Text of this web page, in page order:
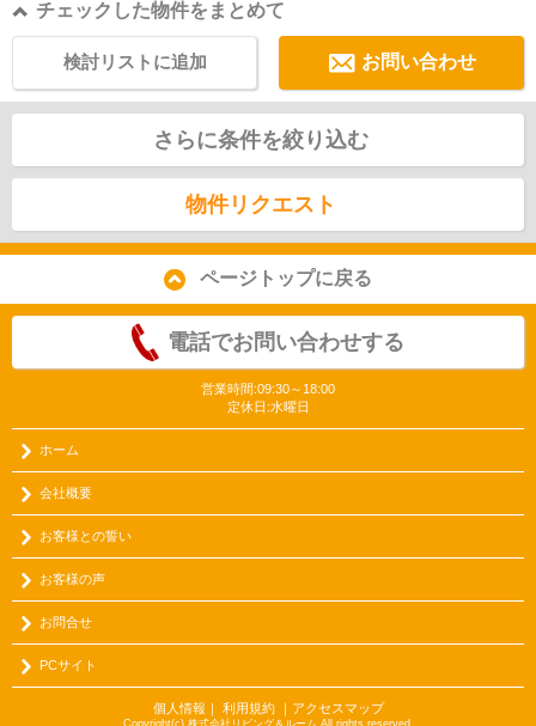
チェックした物件をまとめて
お問い合わせ
検討リストに追加
さらに条件を絞り込む
物件リクエスト
ページトップに戻る
電話でお問い合わせする
営業時間:09:30～18:00
定休日:水曜日
ホーム
会社概要
お客様との誓い
お客様の声
お問合せ
PCサイト
個人情報 利用規約｜ アクセスマップ